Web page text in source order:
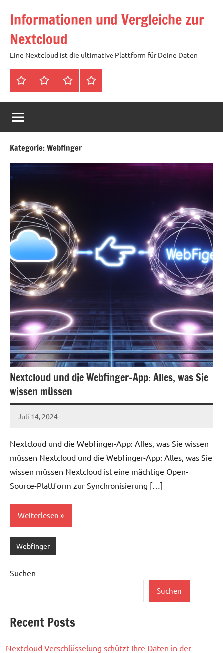
Inhalt
springen
Informationen und Vergleiche zur
Nextcloud
Eine Nextcloud ist die ultimative Plattform für Deine Daten
StartseiteNeuste
Artikel
Cloud
mit
Speicher
mtl
Tags
Kategorie:Webfinger
Nextcloud und die Webfinger-App: Alles, was Sie
wissen müssen
Juli 14, 2024
admin
Nextcloud und die Webfinger-App: Alles, was Sie wissen
müssen Nextcloud und die Webfinger-App: Alles, was Sie
wissen müssen Nextcloud ist eine mächtige Open-
Source-Plattform zur Synchronisierung […]
Weiterlesen
Webfinger
Suchen
Suchen
Recent Posts
Nextcloud Verschlüsselung schützt Ihre Daten in der